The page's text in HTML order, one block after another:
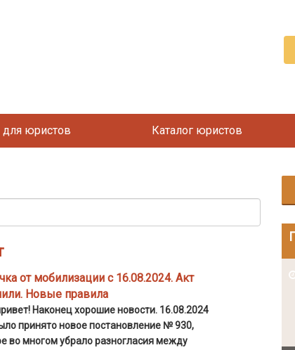
юристов Каталог юристов
от мобилизации с 16.08.2024. Акт
Новые правила
Наконец хорошие новости. 16.08.2024
принято новое постановление № 930,
во многом убрало разногласия между
2026-08-05